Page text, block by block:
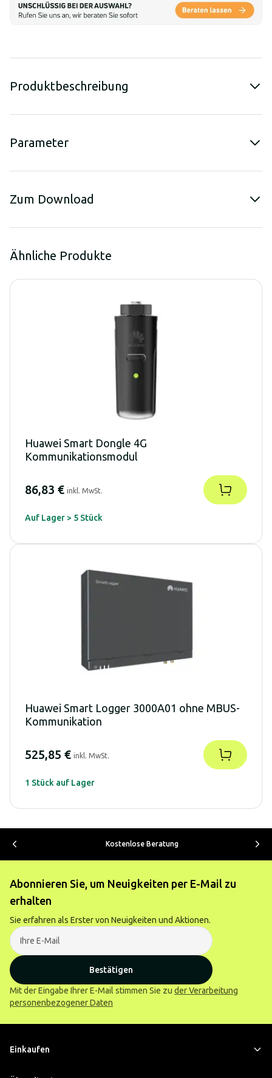
Produktbeschreibung
Parameter
Zum Download
Ähnliche Produkte
Huawei Smart Dongle 4G
Kommunikationsmodul
86,83 € inkl. MwSt.
Auf Lager > 5 Stück
Huawei Smart Logger 3000A01 ohne MBUS-
Kommunikation
525,85 € inkl. MwSt.
1 Stück auf Lager
Kostenlose Beratung
Abonnieren Sie, um Neuigkeiten per E-Mail zu
erhalten
Sie erfahren als Erster von Neuigkeiten und Aktionen.
Bestätigen
Mit der Eingabe Ihrer E-Mail stimmen Sie zu der Verarbeitung
personenbezogener Daten
Einkaufen